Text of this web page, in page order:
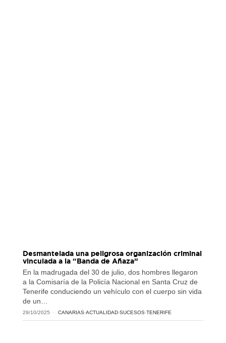
Desmantelada una peligrosa organización criminal
vinculada a la “Banda de Añaza”
En la madrugada del 30 de julio, dos hombres llegaron
a la Comisaría de la Policía Nacional en Santa Cruz de
Tenerife conduciendo un vehículo con el cuerpo sin vida
de un…
29/10/2025 CANARIAS·ACTUALIDAD·SUCESOS·TENERIFE